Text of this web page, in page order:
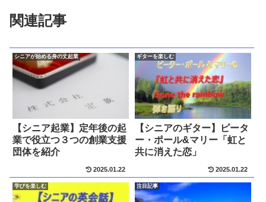
関連記事
シニアが始める身の丈起業
【シニア起業】定年後の起
業で役立つ３つの創業支援
団体を紹介
2025.01.22
ギターを楽しむ
【シニアのギター】ピータ
ー・ポール&マリー「虹と
共に消えた恋」
2025.01.22
学びを楽しむ 注目記事